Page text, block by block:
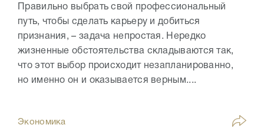
Правильно выбрать свой профессиональный
путь, чтобы сделать карьеру и добиться
признания, – задача непростая. Нередко
жизненные обстоятельства складываются так,
что этот выбор происходит незапланированно,
но именно он и оказывается верным....
Экономика